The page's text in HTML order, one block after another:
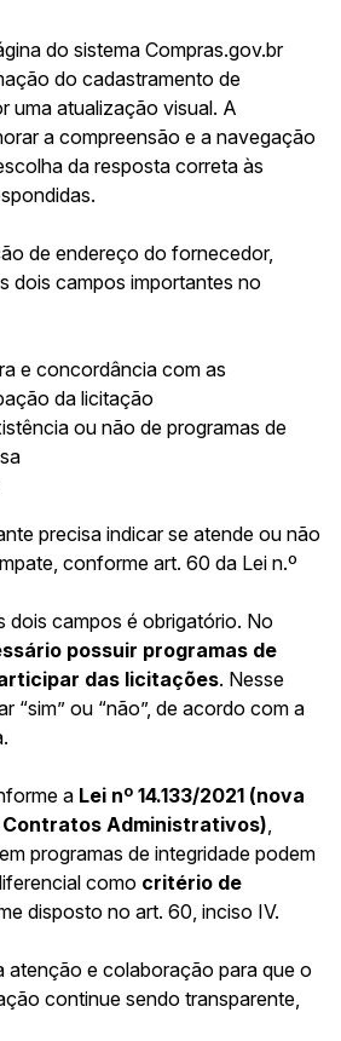
do sistema Compras.gov.br
do cadastramento de
uma atualização visual. A
a compreensão e a navegação
da resposta correta às
de endereço do fornecedor,
dois campos importantes no
e concordância com as
da licitação
ou não de programas de
precisa indicar se atende ou não
conforme art. 60 da Lei n.º
dois campos é obrigatório. No
possuir programas de
das licitações. Nesse
“sim” ou “não”, de acordo com a
a Lei nº 14.133/2021 (nova
Administrativos)
programas de integridade podem
como critério de
disposto no art. 60, inciso IV.
atenção e colaboração para que o
continue sendo transparente,